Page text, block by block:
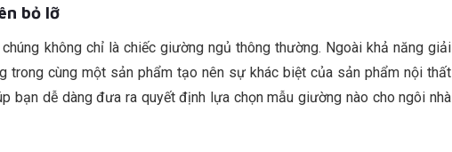
bỏ lỡ
không chỉ là chiếc giường ngủ thông thường. Ngoài khả năng giải
trong cùng một sản phẩm tạo nên sự khác biệt của sản phẩm nội thất
bạn dễ dàng đưa ra quyết định lựa chọn mẫu giường nào cho ngôi nhà